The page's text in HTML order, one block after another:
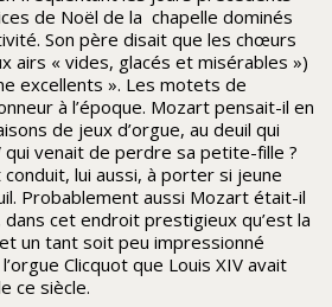
de Noël de la chapelle dominés
Son père disait que les chœurs
airs « vides, glacés et misérables »)
excellents ». Les motets de
à l’époque. Mozart pensait-il en
de jeux d’orgue, au deuil qui
qui venait de perdre sa petite-fille ?
lui aussi, à porter si jeune
Probablement aussi Mozart était-il
cet endroit prestigieux qu’est la
un tant soit peu impressionné
Clicquot que Louis XIV avait
ce siècle.